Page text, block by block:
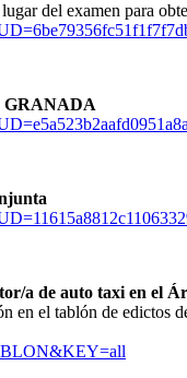
del examen para
GRANADA
a de auto taxi en el
en el tablón de